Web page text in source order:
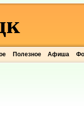
Полезное Афиша